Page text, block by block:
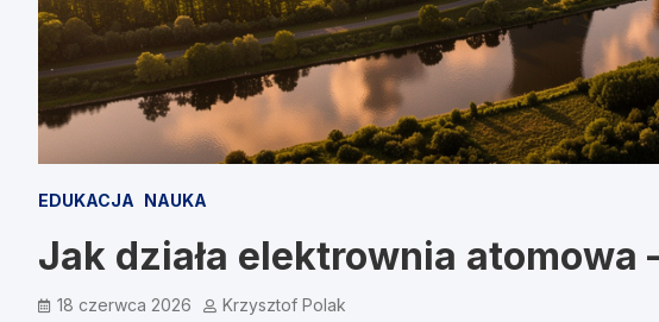
EDUKACJA NAUKA
Jak działa elektrownia atomowa
18 czerwca 2026 Krzysztof Polak